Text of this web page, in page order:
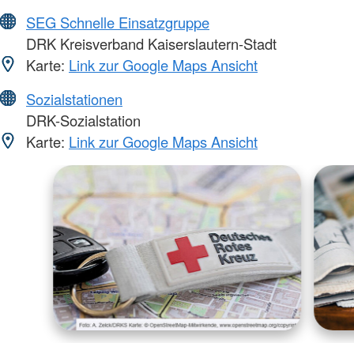
SEG Schnelle Einsatzgruppe
DRK Kreisverband Kaiserslautern-Stadt
Karte: Link zur Google Maps Ansicht
Sozialstationen
DRK-Sozialstation
Karte: Link zur Google Maps Ansicht